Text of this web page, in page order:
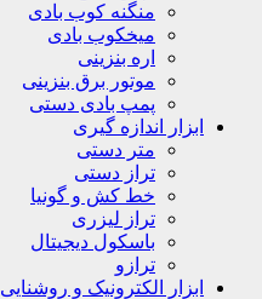
منگنه کوب بادی
میخکوب بادی
اره بنزینی
موتور برق بنزینی
پمپ بادی دستی
ابزار اندازه گیری
متر دستی
تراز دستی
خط کش و گونیا
تراز لیزری
باسکول دیجیتال
ترازو
ابزار الکترونیک و روشنایی